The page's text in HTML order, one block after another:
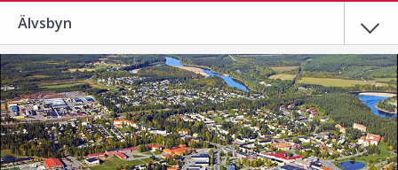
Älvsbyn